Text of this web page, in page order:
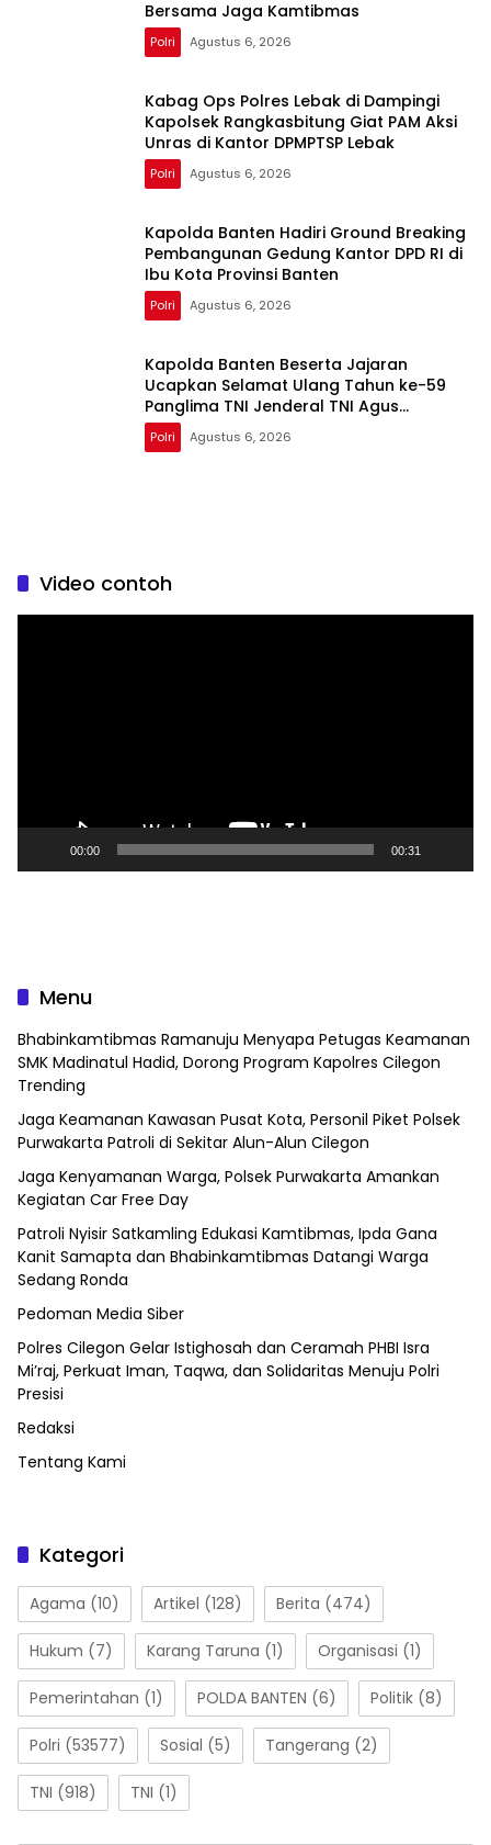
Bersama Jaga Kamtibmas
Polri Agustus 6, 2026
Kabag Ops Polres Lebak di Dampingi
Kapolsek Rangkasbitung Giat PAM Aksi
Unras di Kantor DPMPTSP Lebak
Polri Agustus 6, 2026
Kapolda Banten Hadiri Ground Breaking
Pembangunan Gedung Kantor DPD RI di
Ibu Kota Provinsi Banten
Polri Agustus 6, 2026
Kapolda Banten Beserta Jajaran
Ucapkan Selamat Ulang Tahun ke-59
Panglima TNI Jenderal TNI Agus
Subiyanto
Polri Agustus 6, 2026
Video contoh
00:00 00:31
Menu
Bhabinkamtibmas Ramanuju Menyapa Petugas Keamanan
SMK Madinatul Hadid, Dorong Program Kapolres Cilegon
Trending
Jaga Keamanan Kawasan Pusat Kota, Personil Piket Polsek
Purwakarta Patroli di Sekitar Alun-Alun Cilegon
Jaga Kenyamanan Warga, Polsek Purwakarta Amankan
Kegiatan Car Free Day
Patroli Nyisir Satkamling Edukasi Kamtibmas, Ipda Gana
Kanit Samapta dan Bhabinkamtibmas Datangi Warga
Sedang Ronda
Pedoman Media Siber
Polres Cilegon Gelar Istighosah dan Ceramah PHBI Isra
Mi’raj, Perkuat Iman, Taqwa, dan Solidaritas Menuju Polri
Presisi
Redaksi
Tentang Kami
Kategori
Agama (10) Artikel (128) Berita (474)
Hukum (7) Karang Taruna (1) Organisasi (1)
Pemerintahan (1) POLDA BANTEN (6) Politik (8)
Polri (53577) Sosial (5) Tangerang (2)
TNI (918) TNI (1)